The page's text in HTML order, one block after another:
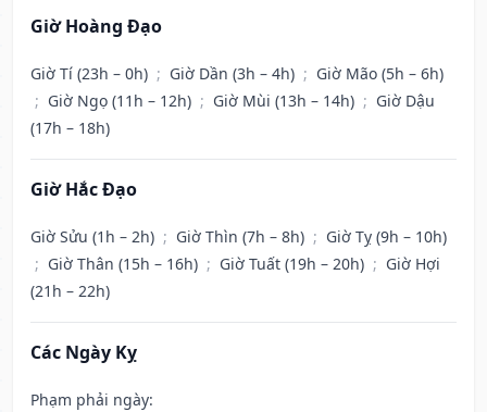
Giờ Hoàng Đạo
Giờ Tí (23h – 0h) ; Giờ Dần (3h – 4h) ; Giờ Mão (5h – 6h)
; Giờ Ngọ (11h – 12h) ; Giờ Mùi (13h – 14h) ; Giờ Dậu
(17h – 18h)
Giờ Hắc Đạo
Giờ Sửu (1h – 2h) ; Giờ Thìn (7h – 8h) ; Giờ Tỵ (9h – 10h)
; Giờ Thân (15h – 16h) ; Giờ Tuất (19h – 20h) ; Giờ Hợi
(21h – 22h)
Các Ngày Kỵ
Phạm phải ngày: